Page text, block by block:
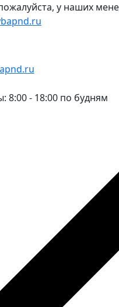
у наших
8:00 - 18:00 по будням